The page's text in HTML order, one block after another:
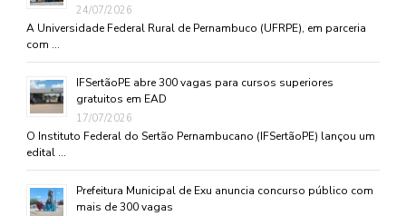
24/07/2026
A Universidade Federal Rural de Pernambuco (UFRPE), em parceria
com …
IFSertãoPE abre 300 vagas para cursos superiores
gratuitos em EAD
17/07/2026
O Instituto Federal do Sertão Pernambucano (IFSertãoPE) lançou um
edital …
Prefeitura Municipal de Exu anuncia concurso público com
mais de 300 vagas